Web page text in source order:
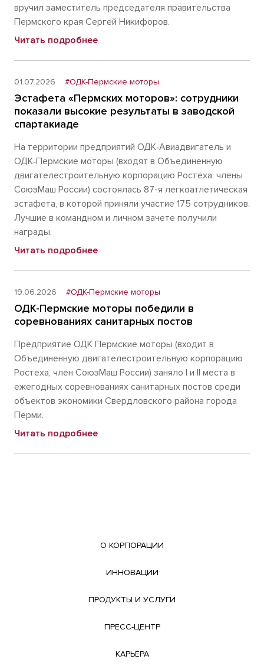
вручил заместитель председателя правительства
Пермского края Сергей Никифоров.
Читать подробнее
01.07.2026 #ОДК-Пермские моторы
Эстафета «Пермских моторов»: сотрудники
показали высокие результаты в заводской
спартакиаде
На территории предприятий ОДК‑Авиадвигатель и
ОДК‑Пермские моторы (входят в Объединенную
двигателестроительную корпорацию Ростеха, члены
СоюзМаш России) состоялась 87-я легкоатлетическая
эстафета, в которой приняли участие 175 сотрудников.
Лучшие в командном и личном зачете получили
награды.
Читать подробнее
19.06.2026 #ОДК-Пермские моторы
ОДК-Пермские моторы победили в
соревнованиях санитарных постов
Предприятие ОДК Пермские моторы (входит в
Объединенную двигателестроительную корпорацию
Ростеха, член СоюзМаш России) заняло I и II места в
ежегодных соревнованиях санитарных постов среди
объектов экономики Свердловского района города
Перми.
Читать подробнее
О КОРПОРАЦИИ
ИННОВАЦИИ
ПРОДУКТЫ И УСЛУГИ
ПРЕСС-ЦЕНТР
КАРЬЕРА